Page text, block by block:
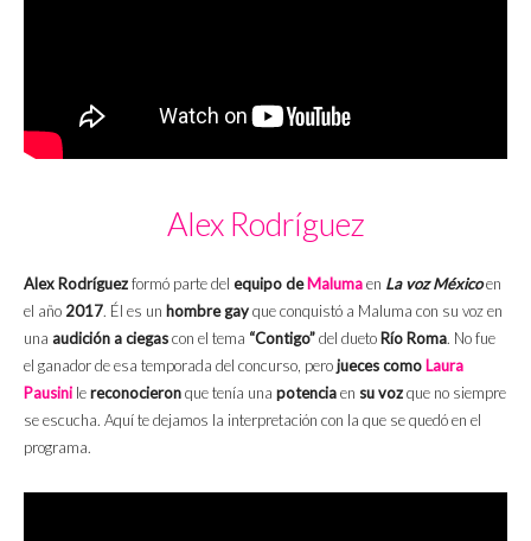
Alex Rodríguez
Alex Rodríguezformó parte del equipo deMalumaen La voz Méxicoen
el año 2017. Él es un hombre gayque conquistó a Maluma con su voz en
una audición a ciegascon el tema “Contigo”del dueto Río Roma. No fue
el ganador de esa temporada del concurso, perojueces como Laura
Pausini lereconocieronque tenía una potenciaen su vozque no siempre
se escucha. Aquí te dejamos la interpretación con la que se quedó en el
programa.